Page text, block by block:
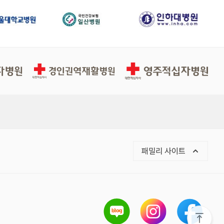
경인권역적십자병원 영주적십자병원
패밀리 사이트